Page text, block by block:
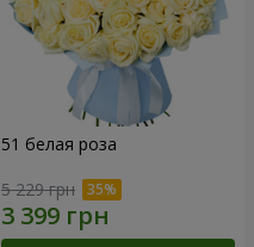
51 белая роза
5 229 грн